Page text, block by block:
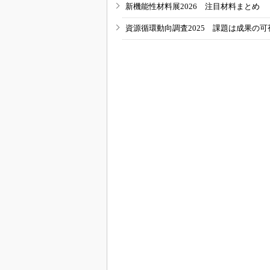
新機能性材料展2026 注目材料まとめ
資源循環動向調査2025 課題は成果の可